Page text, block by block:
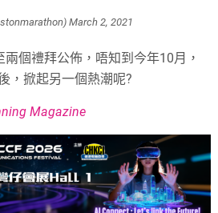
March 2, 2021
個禮拜公佈，唔知到今年10月，
，掀起另一個熱潮呢?
Magazine